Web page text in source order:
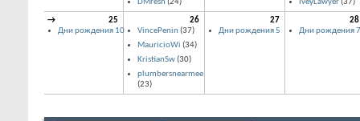
DMresn (24)
IveyLawyer(37)
→
25
Дни рождения 10
26
VincePenin (37)
MauricioWi (34)
KristianSw(30)
plumbersnearmee
(23)
27
Дни рождения 5
28
Дни рождения 7